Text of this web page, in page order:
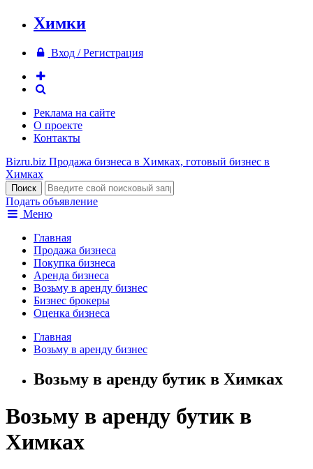
Химки
Вход / Регистрация
Реклама на сайте
О проекте
Контакты
Bizru.biz Продажа бизнеса в Химках, готовый бизнес в
Химках
Подать объявление
Меню
Главная
Продажа бизнеса
Покупка бизнеса
Аренда бизнеса
Возьму в аренду бизнес
Бизнес брокеры
Оценка бизнеса
Главная
Возьму в аренду бизнес
Возьму в аренду бутик в Химках
Возьму в аренду бутик в
Химках